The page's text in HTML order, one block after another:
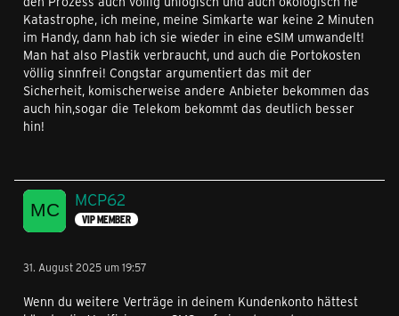
Katastrophe, ich meine, meine Simkarte war keine 2 Minuten
im Handy, dann hab ich sie wieder in eine eSIM umwandelt!
Man hat also Plastik verbraucht, und auch die Portokosten
völlig sinnfrei! Congstar argumentiert das mit der
Sicherheit, komischerweise andere Anbieter bekommen das
auch hin,sogar die Telekom bekommt das deutlich besser
hin!
MCP62
VIP MEMBER
31. August 2025 um 19:57
Wenn du weitere Verträge in deinem Kundenkonto hättest